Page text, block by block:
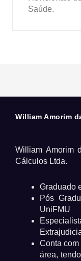
Saúde.
William Amorim
William Amorim
Cálculos Ltda.
Graduado
Pós
UniFMU
Conta
área,